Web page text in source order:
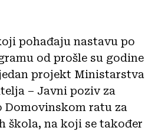
pohađaju nastavu po
od prošle su godine
projekt Ministarstva
– Javni poziv za
Domovinskom ratu za
škola, na koji se također